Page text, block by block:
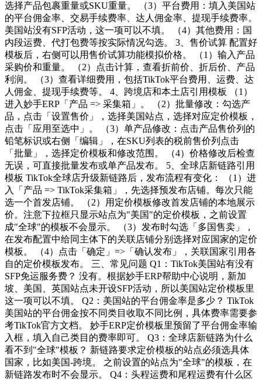
选择产品包裹重量或SKU重量。 （3）平台费用：填入美国站
的平台佣金率、交易手续费率、达人佣金率、提现手续费率。
美国站没有SFP活动，这一项可以不填。 （4）其他费用：国
内段运费、代打包费等按实际情况勾选。 3、售价试算 配置好
模板后，右侧可以用售价试算功能模拟价格。 （1）输入产品
采购价和重量。 （2）点击计算，查看折前价、折后价、产品
利润。 （3）查看详细费用，包括TikTok平台费用、运费、达
人佣金、提现手续费等。 4、跨境店和本土店引用模板 （1）
进入妙手ERP「产品 => 采集箱」。 （2）批量修改：勾选产
品，点击「设置售价」，选择美国站点，选择对应定价模板，
点击「应用至选中」。 （3）单产品修改：点击产品售价列的
铅笔标识或右侧「编辑」，在SKU列表的税前售价列点击
「批量」，选择定价模板和修改范围。 （4）价格修改后检查
无误，可直接批量发布或单产品发布。 5、全球店新链路引用
模板 TikTok全球店升级新链路后，发布流程有变化： （1）进
入「产品 => TikTok采集箱」，先选择预发布店铺。每次只能
选一个首发店铺。 （2）用定价模板修改首发店铺的本地展示
价。注意下拉框只显示站点为"美国"的定价模板，之前设置
成"全球"的模板不会显示。 （3）发布时勾选「多国售卖」，
在发布配置中给同主体下的关联店铺分别选择对应国家的定价
模板。 （4）点击「确定」=>「确认发布」，关联国家引用各
自的定价模板发布。 三、常见问题 Q1：TikTok美国站有没有
SFP免运服务费？ 没有。根据妙手ERP帮助中心说明，新加
坡、美国、英国站点未开设SFP活动，所以美国站定价模板里
这一项可以不填。 Q2：美国站的平台佣金率是多少？ TikTok
美国站的平台佣金按不同类目收取不同比例，具体费率需要参
考TikTok官方文档。 妙手ERP定价模板里预留了平台佣金率输
入框，填入自己类目的费率即可。 Q3：全球店新链路为什么
看不到"全球"模板？ 新链路要求定价模板的站点必须选具体
国家，比如美国-跨境。 之前设置的站点为"全球"的模板，在
新链路发布时不会显示。 Q4：头程运费和尾程运费有什么区